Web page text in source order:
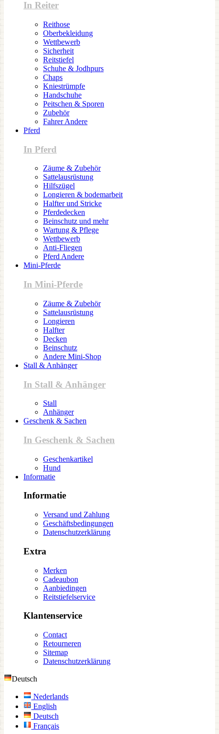
In Reiter
Reithose
Oberbekleidung
Wettbewerb
Sicherheit
Reitstiefel
Schuhe & Jodhpurs
Chaps
Kniestrümpfe
Handschuhe
Peitschen & Sporen
Zubehör
Fahrer Andere
Pferd
In Pferd
Zäume & Zubehör
Sattelausrüstung
Hilfszügel
Longieren & bodemarbeit
Halfter und Stricke
Pferdedecken
Beinschutz und mehr
Wartung & Pflege
Wettbewerb
Anti-Fliegen
Pferd Andere
Mini-Pferde
In Mini-Pferde
Zäume & Zubehör
Sattelausrüstung
Longieren
Halfter
Decken
Beinschutz
Andere Mini-Shop
Stall & Anhänger
In Stall & Anhänger
Stall
Anhänger
Geschenk & Sachen
In Geschenk & Sachen
Geschenkartikel
Hund
Informatie
Informatie
Versand und Zahlung
Geschäftsbedingungen
Datenschutzerklärung
Extra
Merken
Cadeaubon
Aanbiedingen
Reitstiefelservice
Klantenservice
Contact
Retourneren
Sitemap
Datenschutzerklärung
Deutsch
Nederlands
English
Deutsch
Français